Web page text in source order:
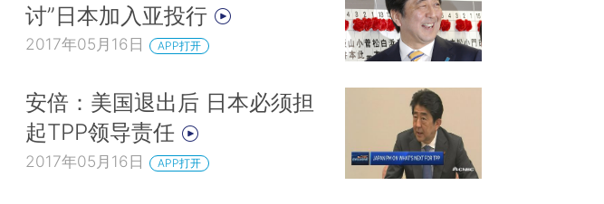
讨”日本加入亚投行
2017年05月16日 APP打开
安倍：美国退出后 日本必须担
起TPP领导责任
2017年05月16日 APP打开